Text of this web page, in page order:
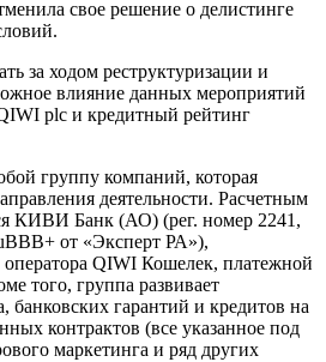
свое решение о делистинге
за ходом реструктуризации и
влияние данных мероприятий
plc и кредитный рейтинг
группу компаний, которая
деятельности. Расчетным
КИВИ Банк (АО) (рег. номер 2241,
от «Эксперт РА»),
QIWI Кошелек, платежной
того, группа развивает
банковских гарантий и кредитов на
контрактов (все указанное под
маркетинга и ряд других